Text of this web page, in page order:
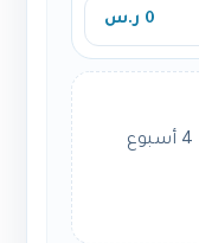
0 ر.س